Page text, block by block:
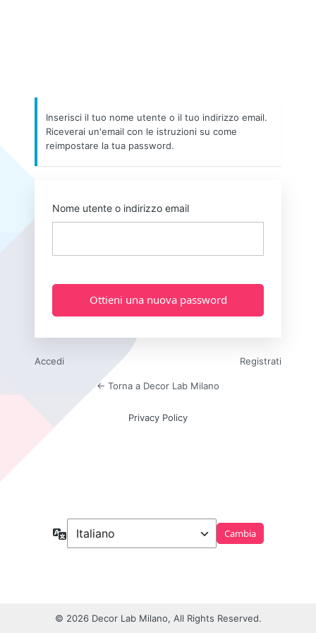
Inserisci il tuo nome utente o il tuo indirizzo email.
Riceverai un'email con le istruzioni su come
reimpostare la tua password.
Nome utente o indirizzo email
Accedi Registrati
← Torna a Decor Lab Milano
Privacy Policy
Lingua
© 2026 Decor Lab Milano, All Rights Reserved.